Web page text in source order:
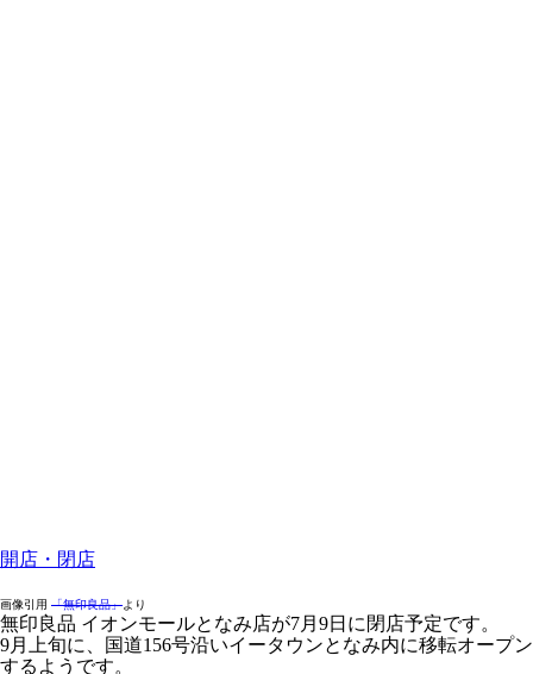
開店・閉店
画像引用 「無印良品」より
無印良品 イオンモールとなみ店が7月9日に閉店予定です。
9月上旬に、国道156号沿いイータウンとなみ内に移転オープン
するようです。